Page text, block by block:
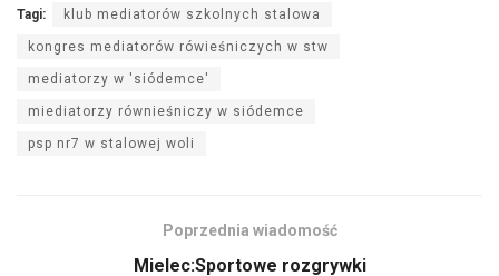
Tagi: klub mediatorów szkolnych stalowa
kongres mediatorów rówieśniczych w stw
mediatorzy w 'siódemce'
miediatorzy równieśniczy w siódemce
psp nr7 w stalowej woli
Poprzednia wiadomość
Mielec:Sportowe rozgrywki